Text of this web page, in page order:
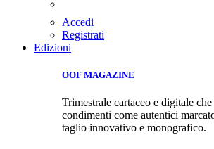
Accedi
Registrati
Edizioni
OOF MAGAZINE
Trimestrale cartaceo e digitale
condimenti come autentici
taglio innovativo e monografico.